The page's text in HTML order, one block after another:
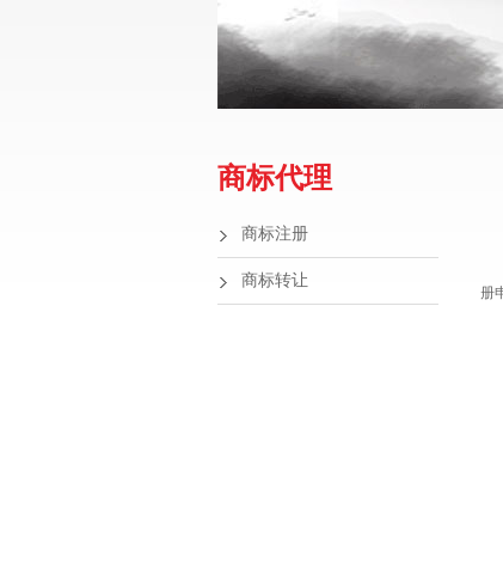
商标代理
商标注册
商标转让
册